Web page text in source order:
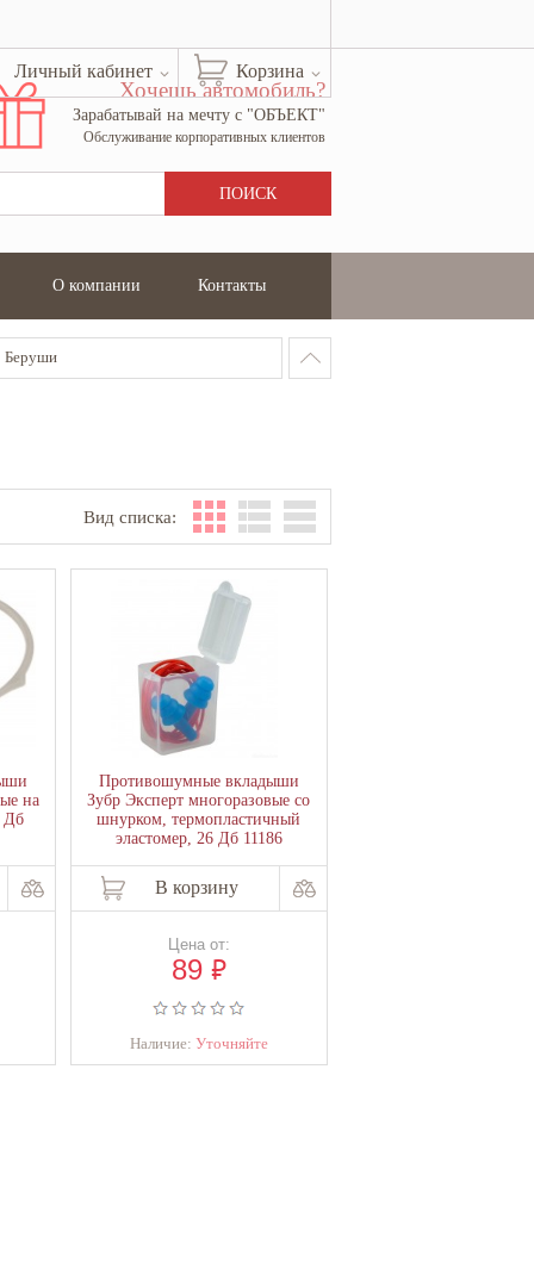
Корзина
Личный кабинет
Хочешь автомобиль?
Зарабатывай на мечту с "ОБЪЕКТ"
Обслуживание корпоративных клиентов
О компании Контакты
Беруши
Вид списка:
на
Дб
Противошумные вкладыши
Зубр Эксперт многоразовые со
шнурком, термопластичный
эластомер, 26 Дб 11186
В корзину
Цена от:
89₽
Наличие:Уточняйте